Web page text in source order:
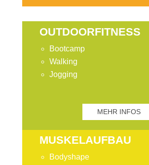
OUTDOORFITNESS
Bootcamp
Walking
Jogging
MEHR INFOS
MUSKELAUFBAU
Bodyshape